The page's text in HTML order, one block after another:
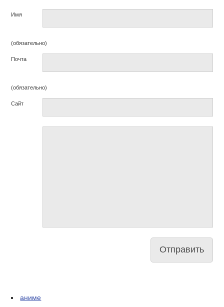
Имя
(обязательно)
Почта
(обязательно)
Сайт
аниме